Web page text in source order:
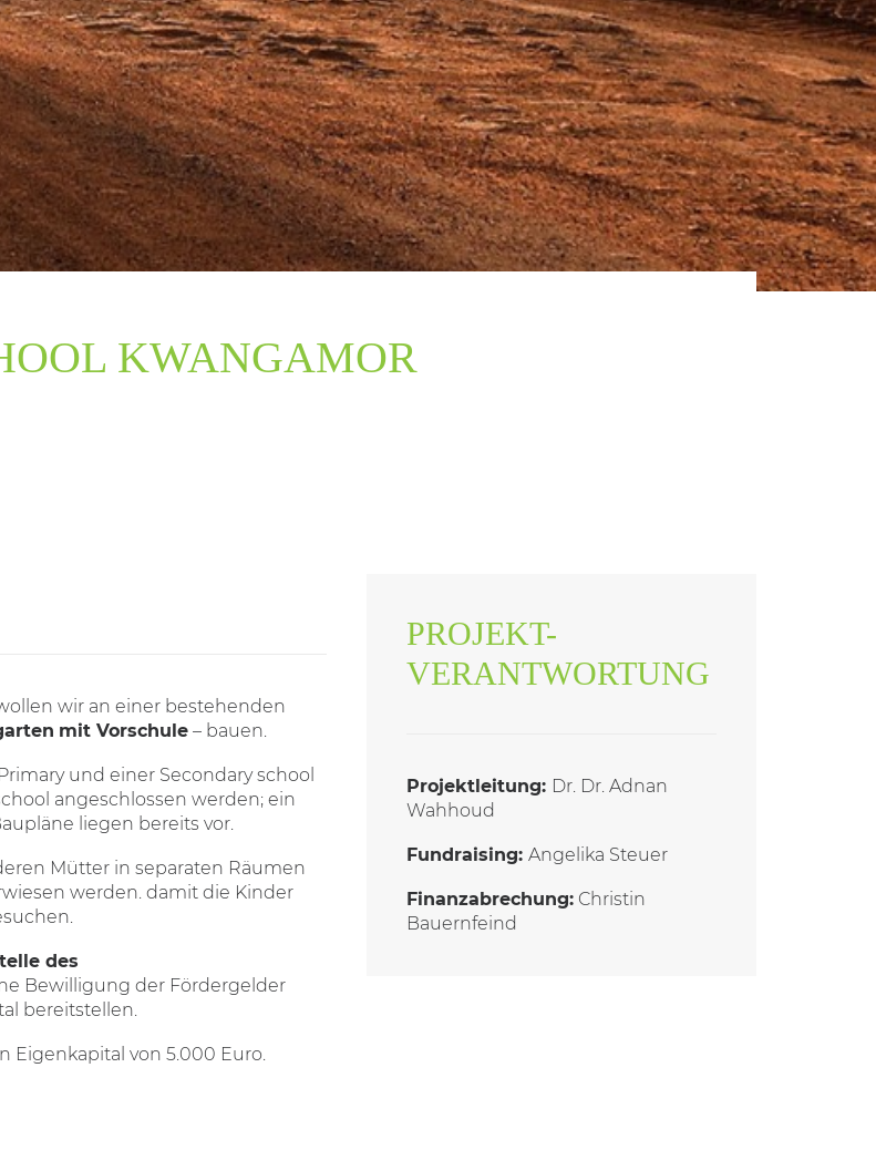
KWANGAMOR
wir an einer bestehenden
mit Vorschule – bauen.
und einer Secondary school
angeschlossen werden; ein
liegen bereits vor.
Mütter in separaten Räumen
werden. damit die Kinder
des
Bewilligung der Fördergelder
bereitstellen.
Eigenkapital von 5.000 Euro.
PROJEKT-
VERANTWORTUNG
Projektleitung: Dr. Dr. Adnan
Wahhoud
Fundraising: Angelika Steuer
Finanzabrechung: Christin
Bauernfeind